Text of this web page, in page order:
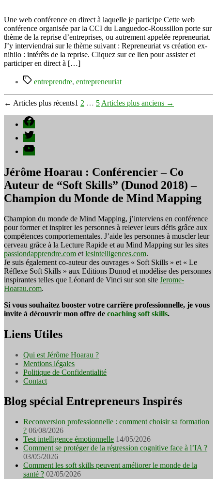
direct
sur
le
repreneuriat
le
16h00
Une web conférence en direct à laquelle je participe Cette web
conférence organisée par la CCI du Languedoc-Roussillon porte sur
thème de la reprise d’entreprises, ou autrement appelée repreneuriat.
J’y interviendrai sur le thème suivant : Repreneuriat vs création ex-
nihilo : intérêts de la reprise. Cliquez sur ce lien pour assister et
participer en direct à […]
Étiquettes
entreprendre, entrepreneuriat
Pagination
des
publications
← Articles plus récents1 2 … 5 Articles plus anciens →
Facebook
Twitter
YouTube
Jérôme Hoarau : Conférencier – Co
Auteur de “Soft Skills” (Dunod 2018) –
Champion du Monde de Mind Mapping
Champion du monde de Mind Mapping, j’interviens en conférence
pour former et inspirer les personnes à relever leurs défis grâce aux
compétences comportementales. J’aide les personnes à muscler leur
cerveau grâce à la Lecture Rapide et au Mind Mapping sur les sites
passiondapprendre.com et lesintelligences.com.
Je suis également co-auteur des ouvrages « Soft Skills » et « Le
Réflexe Soft Skills » aux Editions Dunod et modélise des personnes
inspirantes telles que Léonard de Vinci sur son site Jerome-
Hoarau.com.
Si vous souhaitez booster votre carrière professionnelle, je vous
invite à découvrir mon offre de coaching soft skills.
Liens Utiles
Qui est Jérôme Hoarau ?
Mentions légales
Politique de Confidentialité
Contact
Blog spécial Entrepreneurs Inspirés
Reconversion professionnelle : comment choisir sa formation
? 06/08/2026
Test intelligence émotionnelle 14/05/2026
Comment se protéger de la régression cognitive face à l’IA ?
03/05/2026
Comment les soft skills peuvent améliorer le monde de la
santé ? 02/05/2026